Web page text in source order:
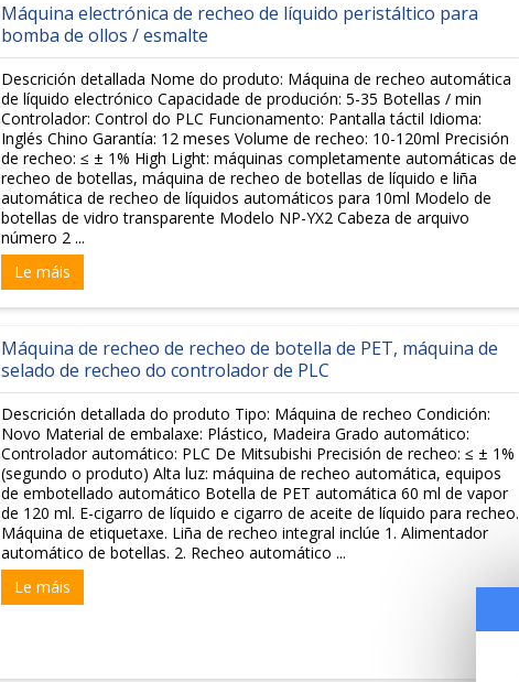
Máquina electrónica de recheo de líquido peristáltico para
bomba de ollos / esmalte
Descrición detallada Nome do produto: Máquina de recheo automática
de líquido electrónico Capacidade de produción: 5-35 Botellas / min
Controlador: Control do PLC Funcionamento: Pantalla táctil Idioma:
Inglés Chino Garantía: 12 meses Volume de recheo: 10-120ml Precisión
de recheo: ≤ ± 1% High Light: máquinas completamente automáticas de
recheo de botellas, máquina de recheo de botellas de líquido e liña
automática de recheo de líquidos automáticos para 10ml Modelo de
botellas de vidro transparente Modelo NP-YX2 Cabeza de arquivo
número 2 ...
Le máis
Máquina de recheo de recheo de botella de PET, máquina de
selado de recheo do controlador de PLC
Descrición detallada do produto Tipo: Máquina de recheo Condición:
Novo Material de embalaxe: Plástico, Madeira Grado automático:
Controlador automático: PLC De Mitsubishi Precisión de recheo: ≤ ± 1%
(segundo o produto) Alta luz: máquina de recheo automática, equipos
de embotellado automático Botella de PET automática 60 ml de vapor
de 120 ml. E-cigarro de líquido e cigarro de aceite de líquido para recheo.
Máquina de etiquetaxe. Liña de recheo integral inclúe 1. Alimentador
automático de botellas. 2. Recheo automático ...
Le máis